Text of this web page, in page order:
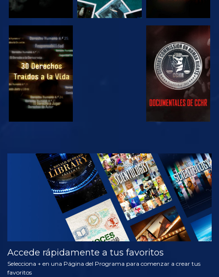
VE VE
VE
EXPLORA LAS
SERIES
Accede rápidamente a tus favoritos
Selecciona + en una Página del Programa para comenzar a crear tus
favoritos